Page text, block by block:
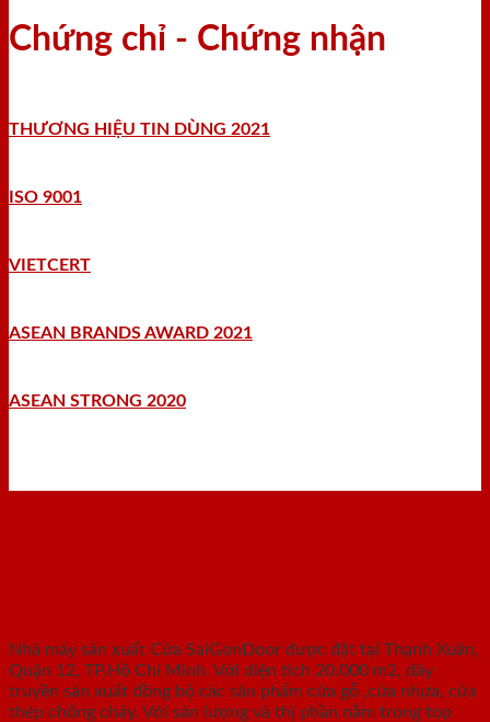
Chứng chỉ - Chứng nhận
THƯƠNG HIỆU TIN DÙNG 2021
ISO 9001
VIETCERT
ASEAN BRANDS AWARD 2021
ASEAN STRONG 2020
Nhà máy sản xuất Cửa SaiGonDoor được đặt tại Thạnh Xuân,
Quận 12, TP.Hồ Chí Minh. Với diện tích 20.000 m2, dây
truyền sản xuất đồng bộ các sản phẩm cửa gỗ ,cửa nhựa, cửa
thép chống cháy. Với sản lượng và thị phần nằm trong top